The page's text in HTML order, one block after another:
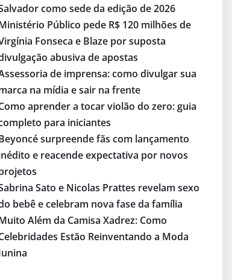
como sede da edição de 2026
Público pede R$ 120 milhões de
Fonseca e Blaze por suposta
abusiva de apostas
de imprensa: como divulgar sua
na mídia e sair na frente
aprender a tocar violão do zero: guia
para iniciantes
surpreende fãs com lançamento
e reacende expectativa por novos
Sato e Nicolas Prattes revelam sexo
bebê e celebram nova fase da família
Além da Camisa Xadrez: Como
Estão Reinventando a Moda